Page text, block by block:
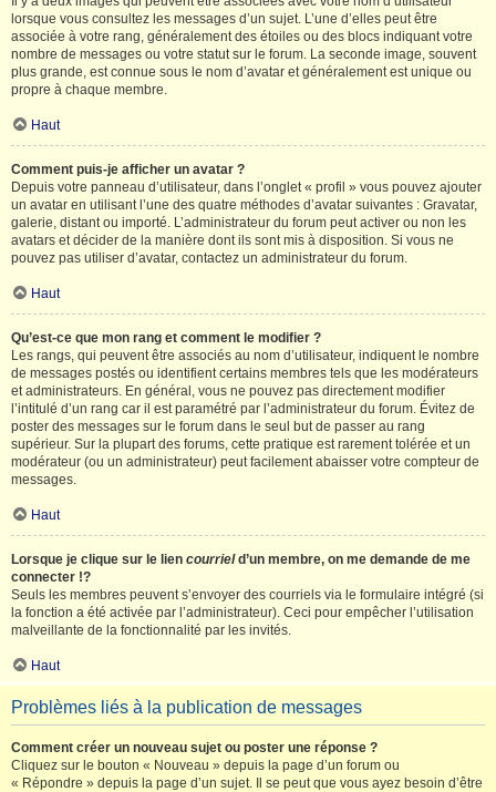
lorsque vous consultez les messages d’un sujet. L’une d’elles peut être
associée à votre rang, généralement des étoiles ou des blocs indiquant votre
nombre de messages ou votre statut sur le forum. La seconde image, souvent
plus grande, est connue sous le nom d’avatar et généralement est unique ou
propre à chaque membre.
Haut
Comment puis-je afficher un avatar ?
Depuis votre panneau d’utilisateur, dans l’onglet « profil » vous pouvez ajouter
un avatar en utilisant l’une des quatre méthodes d’avatar suivantes : Gravatar,
galerie, distant ou importé. L’administrateur du forum peut activer ou non les
avatars et décider de la manière dont ils sont mis à disposition. Si vous ne
pouvez pas utiliser d’avatar, contactez un administrateur du forum.
Haut
Qu’est-ce que mon rang et comment le modifier ?
Les rangs, qui peuvent être associés au nom d’utilisateur, indiquent le nombre
de messages postés ou identifient certains membres tels que les modérateurs
et administrateurs. En général, vous ne pouvez pas directement modifier
l’intitulé d’un rang car il est paramétré par l’administrateur du forum. Évitez de
poster des messages sur le forum dans le seul but de passer au rang
supérieur. Sur la plupart des forums, cette pratique est rarement tolérée et un
modérateur (ou un administrateur) peut facilement abaisser votre compteur de
messages.
Haut
Lorsque je clique sur le lien courrield’un membre, on me demande de me
connecter !?
Seuls les membres peuvent s’envoyer des courriels via le formulaire intégré (si
la fonction a été activée par l’administrateur). Ceci pour empêcher l’utilisation
malveillante de la fonctionnalité par les invités.
Haut
Problèmes liés à la publication de messages
Comment créer un nouveau sujet ou poster une réponse ?
Cliquez sur le bouton « Nouveau » depuis la page d’un forum ou
« Répondre » depuis la page d’un sujet. Il se peut que vous ayez besoin d’être